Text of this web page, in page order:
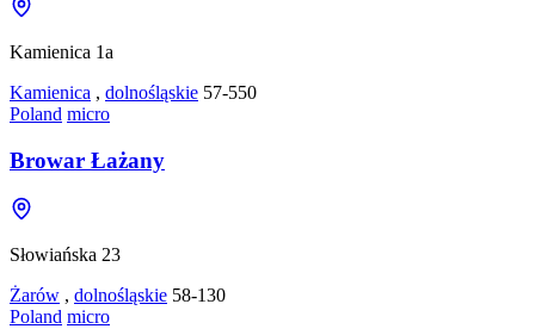
Kamienica 1a
Kamienica , dolnośląskie 57-550
Poland micro
Browar Łażany
Słowiańska 23
Żarów , dolnośląskie 58-130
Poland micro